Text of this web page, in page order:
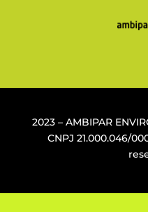
2023 – AMBIPAR
CNPJ21.000.046/